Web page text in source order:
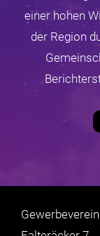
einer hohen
der Region